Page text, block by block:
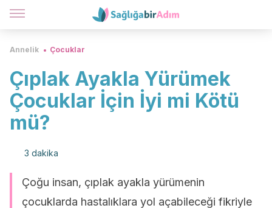
Annelik Çocuklar
Çıplak Ayakla Yürümek
Çocuklar İçin İyi mi Kötü
mü?
3 dakika
Çoğu insan, çıplak ayakla yürümenin
çocuklarda hastalıklara yol açabileceği fikriyle